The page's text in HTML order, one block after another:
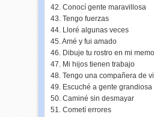
42. Conocí gente maravillosa
43. Tengo fuerzas
44. Lloré algunas veces
45. Amé y fui amado
46. Dibuje tu rostro en mi
47. Mi hijos tienen trabajo
48. Tengo una compañera de
49. Escuché a gente grandiosa
50. Caminé sin desmayar
51. Cometí errores